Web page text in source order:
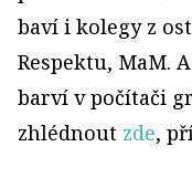
baví i kolegy z
Respektu, MaM.
barví v počítači
zhlédnout zde,